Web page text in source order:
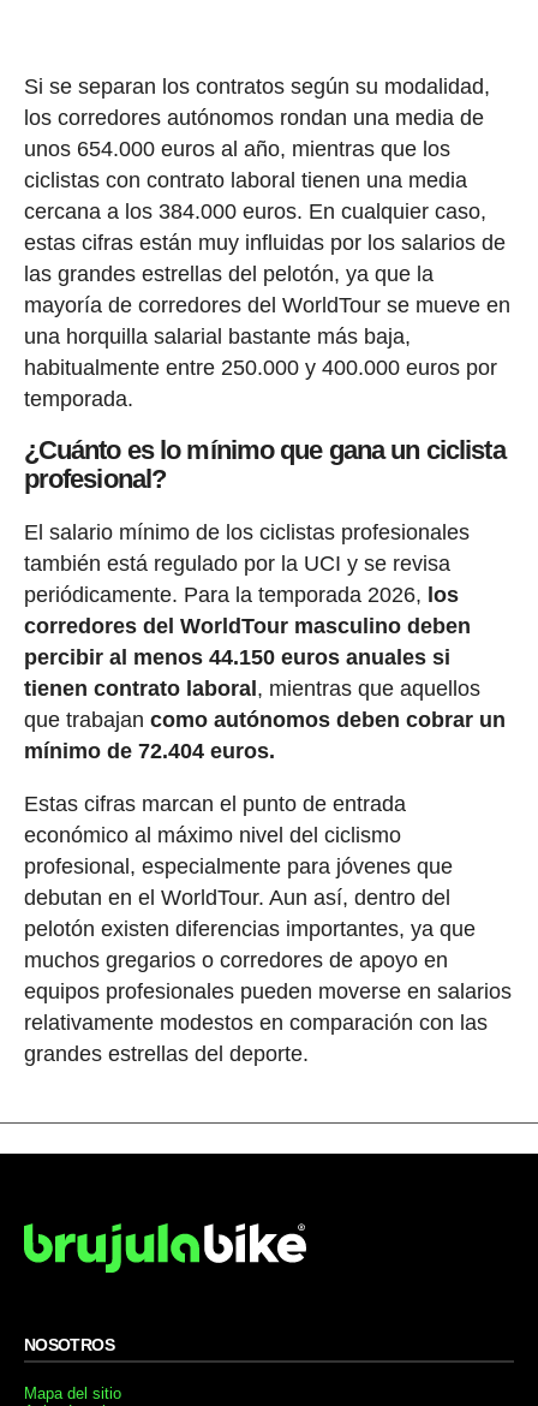
Si se separan los contratos según su modalidad,
los corredores autónomos rondan una media de
unos 654.000 euros al año, mientras que los
ciclistas con contrato laboral tienen una media
cercana a los 384.000 euros. En cualquier caso,
estas cifras están muy influidas por los salarios de
las grandes estrellas del pelotón, ya que la
mayoría de corredores del WorldTour se mueve en
una horquilla salarial bastante más baja,
habitualmente entre 250.000 y 400.000 euros por
temporada.
¿Cuánto es lo mínimo que gana un ciclista
profesional?
El salario mínimo de los ciclistas profesionales
también está regulado por la UCI y se revisa
periódicamente. Para la temporada 2026, los
corredores del WorldTour masculino deben
percibir al menos 44.150 euros anuales si
tienen contrato laboral, mientras que aquellos
que trabajan como autónomos deben cobrar un
mínimo de 72.404 euros.
Estas cifras marcan el punto de entrada
económico al máximo nivel del ciclismo
profesional, especialmente para jóvenes que
debutan en el WorldTour. Aun así, dentro del
pelotón existen diferencias importantes, ya que
muchos gregarios o corredores de apoyo en
equipos profesionales pueden moverse en salarios
relativamente modestos en comparación con las
grandes estrellas del deporte.
NOSOTROS
Mapa del sitio